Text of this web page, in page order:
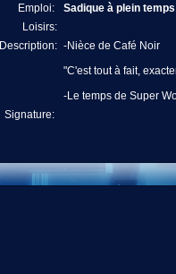
Emploi:
Sadique à plein temps
Loisirs:
Description: -Nièce de Café Noir
"C'est tout à fait,
-Le temps de Super
Signature: